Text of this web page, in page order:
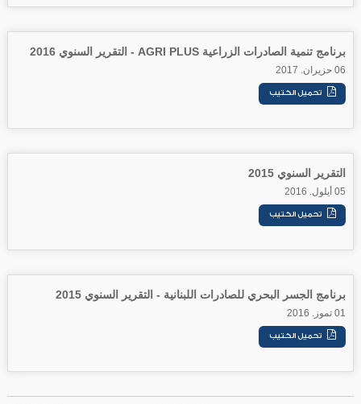
برنامج تنمية الصادرات الزراعية AGRI PLUS - التقرير السنوي 2016
06 حزيران. 2017
التقرير السنوي 2015
05 أيلول. 2016
برنامج الجسر البحري للصادرات اللبنانية - التقرير السنوي 2015
01 تموز. 2016